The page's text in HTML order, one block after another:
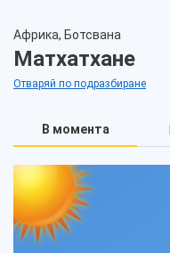
Африка, Ботсвана
Матхатхане
Отваряй по подразбиране
В момента